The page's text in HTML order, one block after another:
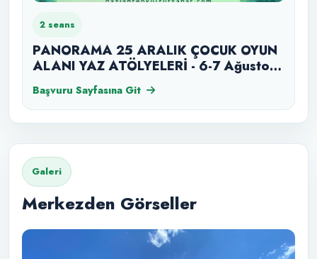
2 seans
PANORAMA 25 ARALIK ÇOCUK OYUN
ALANI YAZ ATÖLYELERİ - 6-7 Ağustos
2026 Perşembe - Cuma
Başvuru Sayfasına Git
Galeri
Merkezden Görseller